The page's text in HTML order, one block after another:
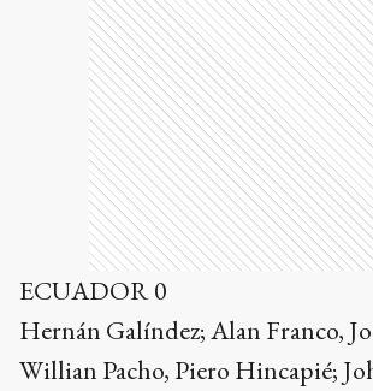
ECUADOR 0
Hernán Galíndez; Alan Franco,
Willian Pacho, Piero Hincapié;